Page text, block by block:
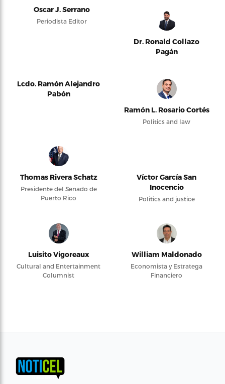
Oscar J. Serrano
Periodista Editor
Dr. Ronald Collazo
Pagán
Lcdo. Ramón Alejandro
Pabón
Ramón L. Rosario Cortés
Politics and law
Thomas Rivera Schatz
Presidente del Senado de
Puerto Rico
Víctor García San
Inocencio
Politics and justice
Luisito Vigoreaux
Cultural and Entertainment
Columnist
William Maldonado
Economista y Estratega
Financiero